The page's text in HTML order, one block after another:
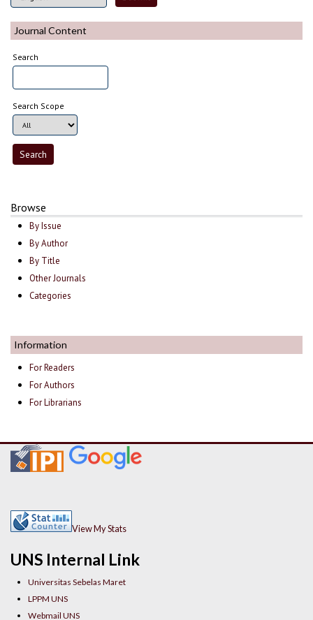
Journal Content
Search
Search Scope
Browse
By Issue
By Author
By Title
Other Journals
Categories
Information
For Readers
For Authors
For Librarians
UNS Internal Link
Universitas Sebelas Maret
LPPM UNS
Webmail UNS
View My Stats